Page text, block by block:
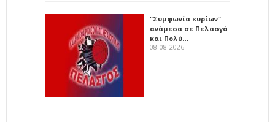
"Συμφωνία κυρίων"
ανάμεσα σε Πελασγό
και Πολύ…
08-08-2026